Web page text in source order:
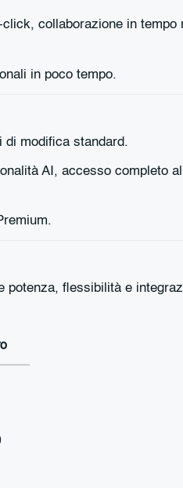
collaborazione in tempo
in poco tempo.
modifica standard.
AI, accesso completo
potenza, flessibilità e